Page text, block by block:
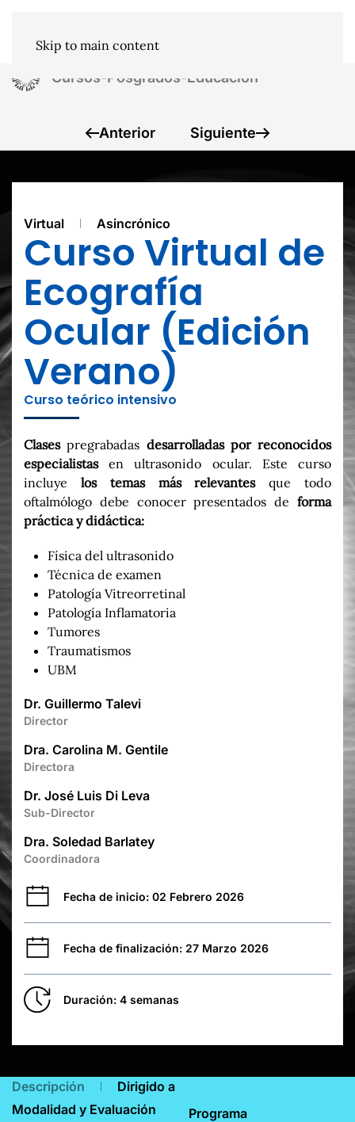
Skip to main content
Cursos-Posgrados-Educacion
Anterior Siguiente
Virtual Asincrónico
Curso Virtual de
Ecografía
Ocular (Edición
Verano)
Curso teórico intensivo
Clasespregrabadas desarrolladas por reconocidos
especialistasen ultrasonido ocular. Este curso
incluye los temas más relevantesque todo
oftalmólogo debe conocer presentados de forma
práctica y didáctica:
Física del ultrasonido
⁠Técnica de examen
⁠Patología Vitreorretinal
⁠Patología Inflamatoria
⁠Tumores
⁠Traumatismos
⁠UBM
Dr. Guillermo Talevi
Director
Dra. Carolina M. Gentile
Directora
Dr. José Luis Di Leva
Sub-Director
Dra. Soledad Barlatey
Coordinadora
Fecha de inicio: 02 Febrero 2026
Fecha de finalización: 27 Marzo 2026
Duración: 4 semanas
Descripción
Dirigido a
Modalidad y Evaluación
Programa